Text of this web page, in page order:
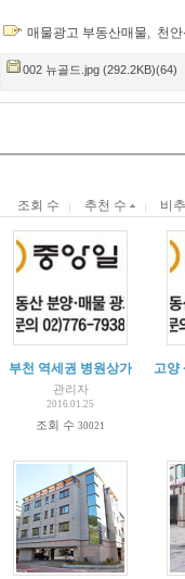
매물광고 부동산매물, 천
002 뉴골드.jpg (292.2KB)(64)
조회 수 추천 수 비
부천 역세권 병원상가
관리자
2016.01.25
조회 수 30021
고양